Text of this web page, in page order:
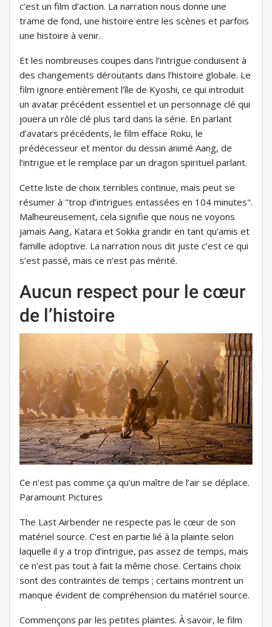
c’est un film d’action. La narration nous donne une
trame de fond, une histoire entre les scènes et parfois
une histoire à venir.
Et les nombreuses coupes dans l’intrigue conduisent à
des changements déroutants dans l’histoire globale. Le
film ignore entièrement l’île de Kyoshi, ce qui introduit
un avatar précédent essentiel et un personnage clé qui
jouera un rôle clé plus tard dans la série. En parlant
d’avatars précédents, le film efface Roku, le
prédécesseur et mentor du dessin animé Aang, de
l’intrigue et le remplace par un dragon spirituel parlant.
Cette liste de choix terribles continue, mais peut se
résumer à "trop ​​d’intrigues entassées en 104 minutes".
Malheureusement, cela signifie que nous ne voyons
jamais Aang, Katara et Sokka grandir en tant qu’amis et
famille adoptive. La narration nous dit juste c’est ce qui
s’est passé, mais ce n’est pas mérité.
Aucun respect pour le cœur
de l’histoire
Ce n’est pas comme ça qu’un maître de l’air se déplace.
Paramount Pictures
The Last Airbender ne respecte pas le cœur de son
matériel source. C’est en partie lié à la plainte selon
laquelle il y a trop d’intrigue, pas assez de temps, mais
ce n’est pas tout à fait la même chose. Certains choix
sont des contraintes de temps ; certains montrent un
manque évident de compréhension du matériel source.
Commençons par les petites plaintes. À savoir, le film